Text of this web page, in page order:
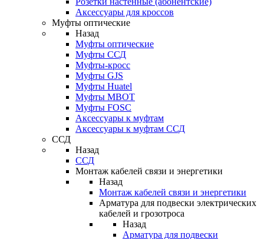
Аксессуары для кроссов
Муфты оптические
Назад
Муфты оптические
Муфты ССД
Муфты-кросс
Муфты GJS
Муфты Huatel
Муфты МВОТ
Муфты FOSC
Аксессуары к муфтам
Аксессуары к муфтам ССД
ССД
Назад
ССД
Монтаж кабелей связи и энергетики
Назад
Монтаж кабелей связи и энергетики
Арматура для подвески электрических
кабелей и грозотроса
Назад
Арматура для подвески